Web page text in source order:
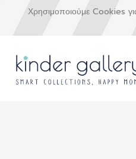
Χρησιμοποιούμε Cookies